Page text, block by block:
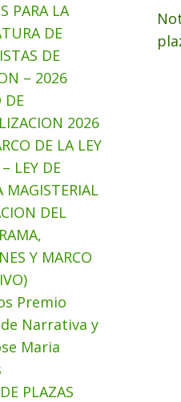
PARA LA
DE
DE
– 2026
DE
2026
DE LA LEY
LEY DE
MAGISTERIAL
DEL
Y MARCO
Premio
Narrativa y
Maria
PLAZAS